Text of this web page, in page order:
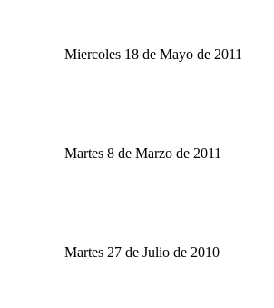
Miercoles 18 de Mayo de 2011
Martes 8 de Marzo de 2011
Martes 27 de Julio de 2010